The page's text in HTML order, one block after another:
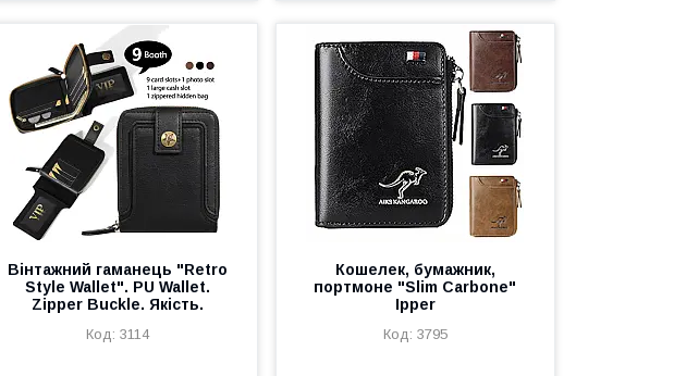
Вінтажний гаманець "Retro
Style Wallet". PU Wallet.
Zipper Buckle. Якість.
3114
Кошелек, бумажник,
портмоне "Slim Carbone"
Ipper
3795